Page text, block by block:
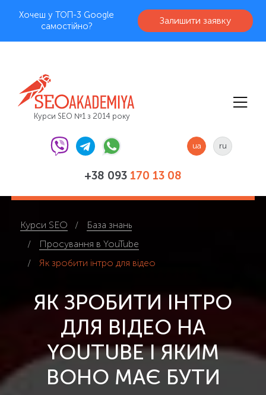
Хочеш у ТОП-3 Google
самостійно?
Залишити заявку
Курси SEO №1 з 2014 року
+38 093 170 13 08
ua ru
Курси SEO
База знань
Просування в YouTube
Як зробити інтро для відео
ЯК ЗРОБИТИ ІНТРО
ДЛЯ ВІДЕО НА
YOUTUBE І ЯКИМ
ВОНО МАЄ БУТИ